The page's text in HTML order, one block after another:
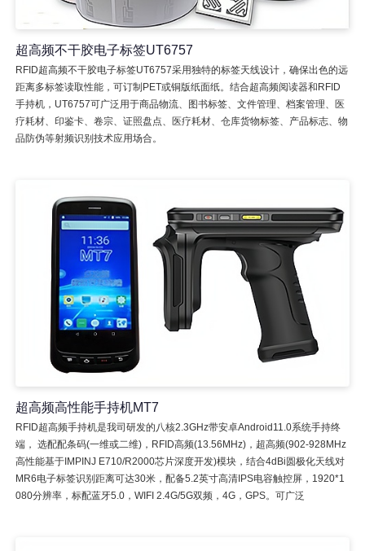
超高频不干胶电子标签UT6757
RFID超高频不干胶电子标签UT6757采用独特的标签天线设计，确保出色的远
距离多标签读取性能，可订制PET或铜版纸面纸。结合超高频阅读器和RFID
手持机，UT6757可广泛用于商品物流、图书标签、文件管理、档案管理、医
疗耗材、印鉴卡、卷宗、证照盘点、医疗耗材、仓库货物标签、产品标志、物
品防伪等射频识别技术应用场合。
超高频高性能手持机MT7
RFID超高频手持机是我司研发的八核2.3GHz带安卓Android11.0系统手持终
端， 选配配条码(一维或二维)，RFID高频(13.56MHz)，超高频(902-928MHz
高性能基于IMPINJ E710/R2000芯片深度开发)模块，结合4dBi圆极化天线对
MR6电子标签识别距离可达30米，配备5.2英寸高清IPS电容触控屏，1920*1
080分辨率，标配蓝牙5.0，WIFI 2.4G/5G双频，4G，GPS。可广泛